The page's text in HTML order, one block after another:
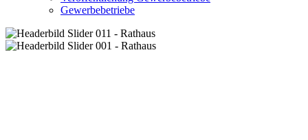
Gewerbebetriebe